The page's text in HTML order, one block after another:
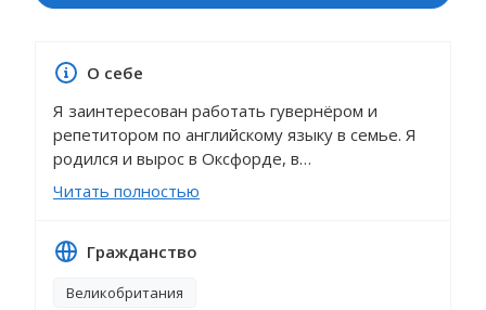
О себе
Я заинтересован работать гувернёром и
репетитором по английскому языку в семье. Я
родился и вырос в Оксфорде, в
Великобритании. Языки определили мою
академическую карьеру, я изучал английский,
престижной частной школе - Magdalen College
языки в Даремском университете, получив
Читать полностью
Гражданство
Великобритания